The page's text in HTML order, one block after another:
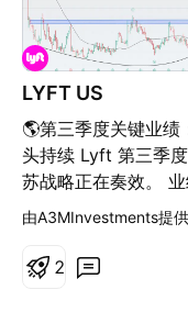
LYFT US
🌎第三季度关键业绩
头持续 Lyft 第三季
苏战略正在奏效。
高：公司活跃用户数
美元，同比增长 16%
由A3MInvestments提供
2